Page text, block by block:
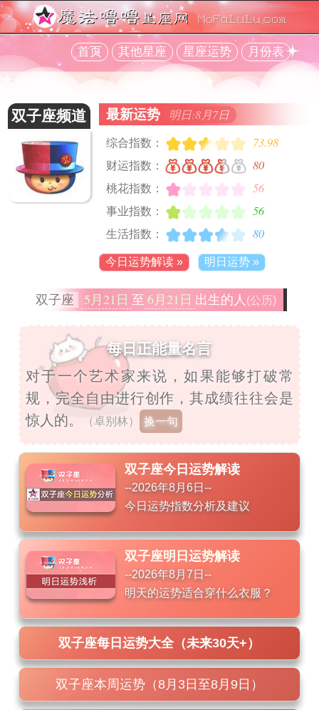
首页 其他星座 星座运势 月份表
双子座频道 最新运势 明日:8月7日
综合指数： 73.98
财运指数： 80
桃花指数： 56
事业指数： 56
生活指数： 80
今日运势解读 » 明日运势 »
双子座 5月21日 至 6月21日 出生的人 (公历)
每日正能量名言
对于一个艺术家来说，如果能够打破常
规，完全自由进行创作，其成绩往往会是
惊人的。
（卓别林） 换一句
双子座今日运势解读
--2026年8月6日--
今日运势指数分析及建议
双子座明日运势解读
--2026年8月7日--
明天的运势适合穿什么衣服？
双子座每日运势大全（未来30天+）
双子座本周运势（8月3日至8月9日）